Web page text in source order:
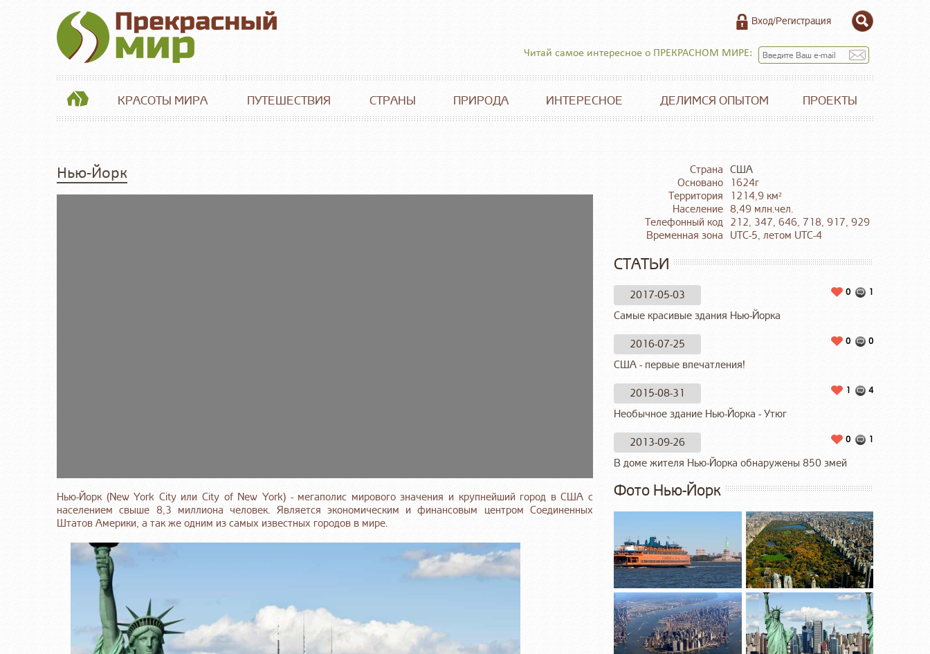
Вход/Регистрация
Читай самое интересное о ПРЕКРАСНОМ МИРЕ:
КРАСОТЫ МИРА ПУТЕШЕСТВИЯ СТРАНЫ ПРИРОДА ИНТЕРЕСНОЕ ДЕЛИМСЯ ОПЫТОМ ПРОЕКТЫ
Нью-Йорк
Нью-Йорк (New York City или City of New York) - мегаполис мирового значения и крупнейший город в США с
населением свыше 8,3 миллиона человек. Является экономическим и финансовым центром Соединенных
Штатов Америки, а так же одним из самых известных городов в мире.
Страна США
Основано
1624г
Территория
1214,9 км²
Население 8,49 млн.чел.
Телефонный код 212, 347, 646, 718, 917, 929
Временная зона
UTC-5, летом UTC-4
СТАТЬИ
2017-05-03 1
0
Самые красивые здания Нью-Йорка
2016-07-25 0
0
США - первые впечатления!
2015-08-31 4
1
Необычное здание Нью-Йорка - Утюг
2013-09-26 1
0
В доме жителя Нью-Йорка обнаружены 850 змей
Фото Нью-Йорк